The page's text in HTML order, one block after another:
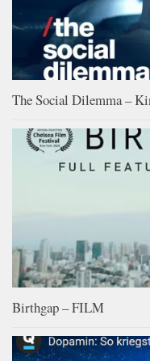
The Social Dilemma –
Birthgap – FILM